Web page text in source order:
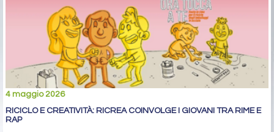
4 maggio 2026
RICICLO E CREATIVITÀ: RICREA COINVOLGE I GIOVANI TRA RIME E
RAP